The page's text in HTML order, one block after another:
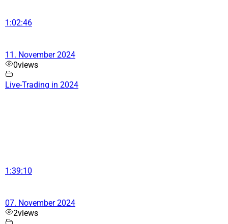
1:02:46
11. November 2024
0views
Live-Trading in 2024
1:39:10
07. November 2024
2views